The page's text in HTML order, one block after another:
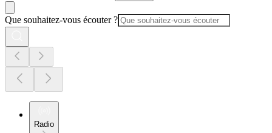
Que souhaitez-vous écouter ?
Radio